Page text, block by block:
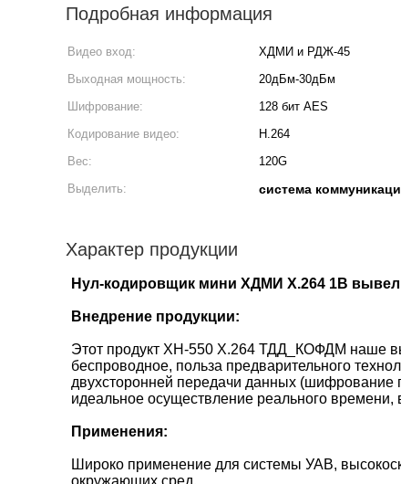
Подробная информация
Видео вход: ХДМИ и РДЖ-45
Выходная мощность:
20дБм-30дБм
Шифрование:
128 бит AES
Кодирование видео:
H.264
Вес:
120G
Выделить:
система
Характер продукции
Нул-кодировщик мини ХДМИ Х.264 1В
Внедрение продукции:
Этот продукт ХН-550 Х.264 ТДД_КОФДМ наше
беспроводное, польза предварительного
двухсторонней передачи данных (шифрование
идеальное осуществление реального
Применения:
Широко применение для системы УАВ,
окружающих сред.